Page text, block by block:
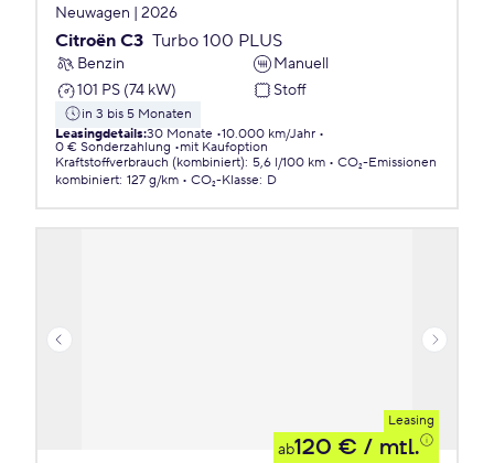
Neuwagen | 2026
Citroën C3 Turbo 100 PLUS
Benzin
Manuell
101 PS (74 kW)
Stoff
in 3 bis 5 Monaten
Leasingdetails:30 Monate 10.000 km/Jahr
0 € Sonderzahlung
mit Kaufoption
Kraftstoffverbrauch (kombiniert): 5,6 l/100 km
CO₂-Emissionen
kombiniert: 127 g/km CO₂-Klasse: D
Leasing
ab120 € / mtl.